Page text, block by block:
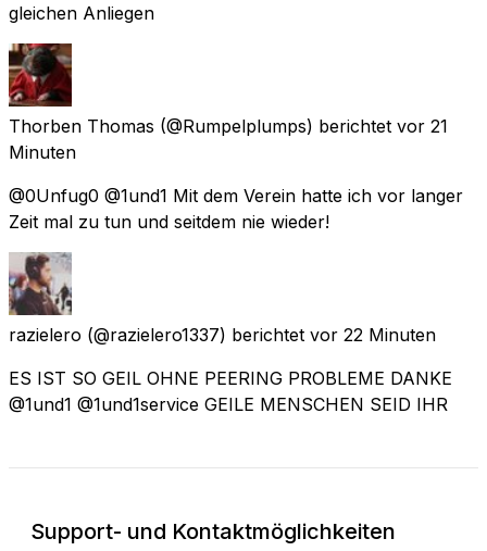
gleichen Anliegen
Thorben Thomas (@Rumpelplumps) berichtet vor 21
Minuten
@0Unfug0 @1und1 Mit dem Verein hatte ich vor langer
Zeit mal zu tun und seitdem nie wieder!
razielero (@razielero1337) berichtet vor 22 Minuten
ES IST SO GEIL OHNE PEERING PROBLEME DANKE
@1und1 @1und1service GEILE MENSCHEN SEID IHR
Support- und Kontaktmöglichkeiten